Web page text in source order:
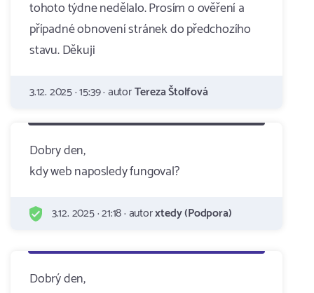
tohoto týdne nedělalo. Prosím o ověření a
případné obnovení stránek do předchozího
stavu. Děkuji
3.12. 2025 · 15:39 · autorTereza Štolfová
Dobry den,
kdy web naposledy fungoval?
3.12. 2025 · 21:18 · autorxtedy (Podpora)
Dobrý den,